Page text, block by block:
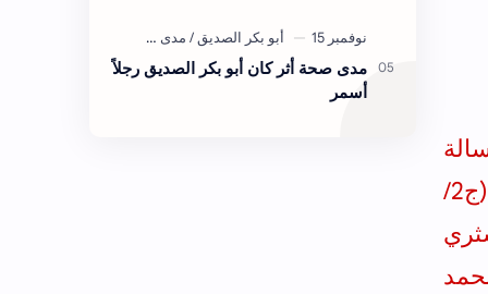
ابن حبان في صحيحه التقاسيم والأنواع (ج2/
مدى صحة أثر كان أبو بكر الصديق رجلاً
أسمر